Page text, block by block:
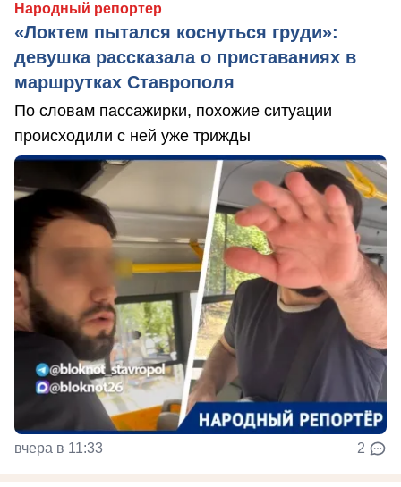
Народный репортер
«Локтем пытался коснуться груди»:
девушка рассказала о приставаниях в
маршрутках Ставрополя
По словам пассажирки, похожие ситуации
происходили с ней уже трижды
вчера в 11:33 2